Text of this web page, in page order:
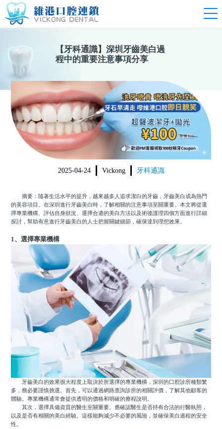
【 牙科通識】 深圳牙齒美白過
程中的重要注意事項分享
2025-04-24 Vickong 牙科通識
摘要：隨著生活水平的提升，越來越多人追求潔白的牙齒，牙齒美白成為熱門
的美容項目。在深圳進行牙齒美白時，了解相關的注意事項至關重要。本文將從選
擇專業機構、評估自身狀況、選擇合適的美白方法以及術後護理四個方面進行詳細
探討，幫助有意進行牙齒美白的人士把握關鍵細節，確保達到理想效果。
1、選擇專業機構
牙齒美白的效果很大程度上取決於所選擇的專業機構，深圳的口腔診所種類繁
多，務必要謹慎挑選。首先，可以通過網路查詢診所的相關評價，了解其他顧客的
體驗。專業機構通常會提供透明的價格和明確的療程說明。
其次，選擇具備資質的醫生至關重要。應確認醫生是否持有合法的行醫執照，
以及是否有相關的美白經驗。這樣能夠減少不必要的風險，並確保美白過程的安全
性。